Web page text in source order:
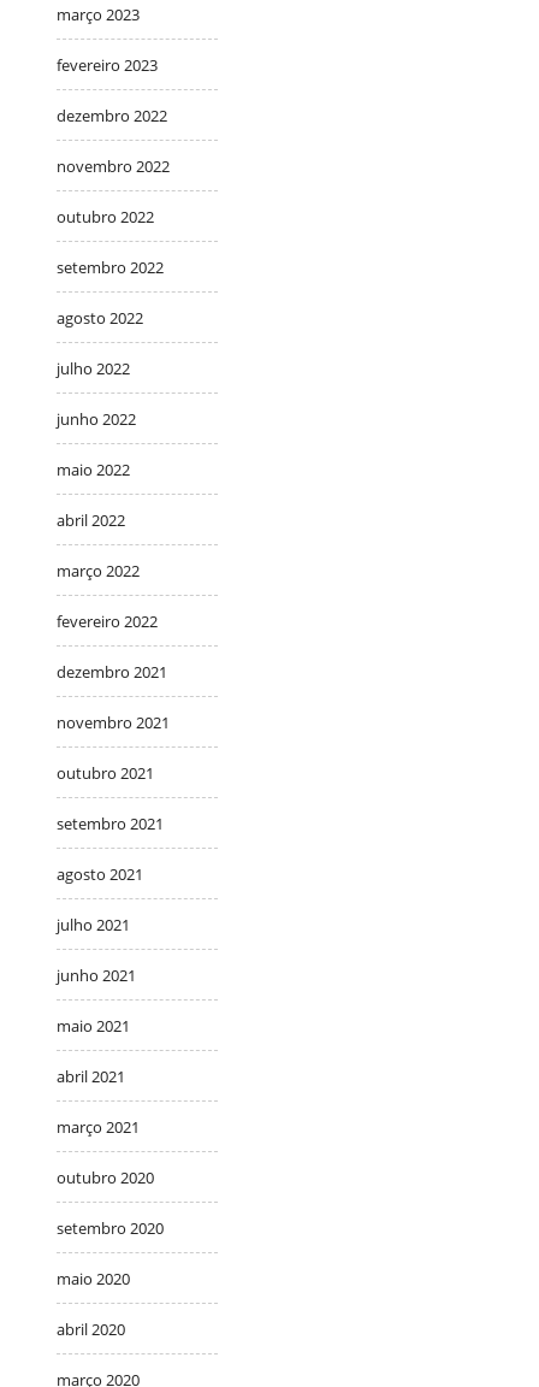
março 2023
fevereiro 2023
dezembro 2022
novembro 2022
outubro 2022
setembro 2022
agosto 2022
julho 2022
junho 2022
maio 2022
abril 2022
março 2022
fevereiro 2022
dezembro 2021
novembro 2021
outubro 2021
setembro 2021
agosto 2021
julho 2021
junho 2021
maio 2021
abril 2021
março 2021
outubro 2020
setembro 2020
maio 2020
abril 2020
março 2020